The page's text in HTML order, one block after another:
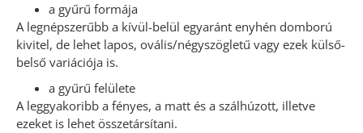
a gyűrű formája
A legnépszerűbb a kívül-belül egyaránt enyhén domború
kivitel, de lehet lapos, ovális/négyszögletű vagy ezek külső-
belső variációja is.
a gyűrű felülete
A leggyakoribb a fényes, a matt és a szálhúzott, illetve
ezeket is lehet összetársítani.